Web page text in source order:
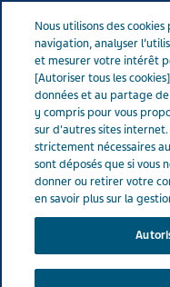
Nous utilisons des
navigation, analyser
et mesurer votre intérêt
[Autoriser tous les
données et au partage
y compris pour vous
sur d'autres sites internet.
strictement nécessaires
sont déposés que si vous
donner ou retirer votre
en savoir plus sur la